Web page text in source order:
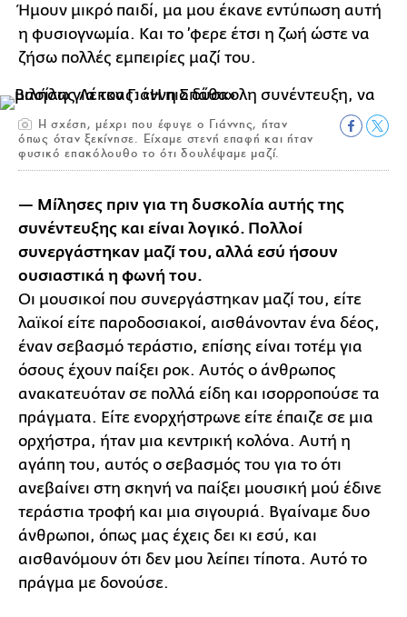
Ήμουν μικρό παιδί, μα μου έκανε εντύπωση αυτή
η φυσιογνωμία. Και το ’φερε έτσι η ζωή ώστε να
ζήσω πολλές εμπειρίες μαζί του.
Η σχέση, μέχρι που έφυγε ο Γιάννης, ήταν
όπως όταν ξεκίνησε. Είχαμε στενή επαφή και ήταν
φυσικό επακόλουθο το ότι δουλέψαμε μαζί.
— Μίλησες πριν για τη δυσκολία αυτής της
συνέντευξης και είναι λογικό. Πολλοί
συνεργάστηκαν μαζί του, αλλά εσύ ήσουν
ουσιαστικά η φωνή του.
Οι μουσικοί που συνεργάστηκαν μαζί του, είτε
λαϊκοί είτε παροδοσιακοί, αισθάνονταν ένα δέος,
έναν σεβασμό τεράστιο, επίσης είναι τοτέμ για
όσους έχουν παίξει ροκ. Αυτός ο άνθρωπος
ανακατευόταν σε πολλά είδη και ισορροπούσε τα
πράγματα. Είτε ενορχήστρωνε είτε έπαιζε σε μια
ορχήστρα, ήταν μια κεντρική κολόνα. Αυτή η
αγάπη του, αυτός ο σεβασμός του για το ότι
ανεβαίνει στη σκηνή να παίξει μουσική μού έδινε
τεράστια τροφή και μια σιγουριά. Βγαίναμε δυο
άνθρωποι, όπως μας έχεις δει κι εσύ, και
αισθανόμουν ότι δεν μου λείπει τίποτα. Αυτό το
πράγμα με δονούσε.